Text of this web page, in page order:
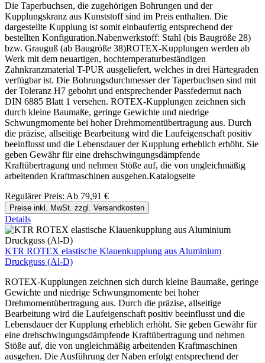
Die Taperbuchsen, die zugehörigen Bohrungen und der
Kupplungskranz aus Kunststoff sind im Preis enthalten. Die
dargestellte Kupplung ist somit einbaufertig entsprechend der
bestellten Konfiguration.Nabenwerkstoff: Stahl (bis Baugröße 28)
bzw. Grauguß (ab Baugröße 38)ROTEX-Kupplungen werden ab
Werk mit dem neuartigen, hochtemperaturbeständigen
Zahnkranzmaterial T-PUR ausgeliefert, welches in drei Härtegraden
verfügbar ist. Die Bohrungsdurchmesser der Taperbuchsen sind mit
der Toleranz H7 gebohrt und entsprechender Passfedernut nach
DIN 6885 Blatt 1 versehen. ROTEX-Kupplungen zeichnen sich
durch kleine Baumaße, geringe Gewichte und niedrige
Schwungmomente bei hoher Drehmomentübertragung aus. Durch
die präzise, allseitige Bearbeitung wird die Laufeigenschaft positiv
beeinflusst und die Lebensdauer der Kupplung erheblich erhöht. Sie
geben Gewähr für eine drehschwingungsdämpfende
Kraftübertragung und nehmen Stöße auf, die von ungleichmäßig
arbeitenden Kraftmaschinen ausgehen.Katalogseite
Regulärer Preis: Ab 79,91 €
Preise inkl. MwSt. zzgl. Versandkosten
Details
KTR ROTEX elastische Klauenkupplung aus Aluminium
Druckguss (Al-D)
ROTEX-Kupplungen zeichnen sich durch kleine Baumaße, geringe
Gewichte und niedrige Schwungmomente bei hoher
Drehmomentübertragung aus. Durch die präzise, allseitige
Bearbeitung wird die Laufeigenschaft positiv beeinflusst und die
Lebensdauer der Kupplung erheblich erhöht. Sie geben Gewähr für
eine drehschwingungsdämpfende Kraftübertragung und nehmen
Stöße auf, die von ungleichmäßig arbeitenden Kraftmaschinen
ausgehen. Die Ausführung der Naben erfolgt entsprechend der